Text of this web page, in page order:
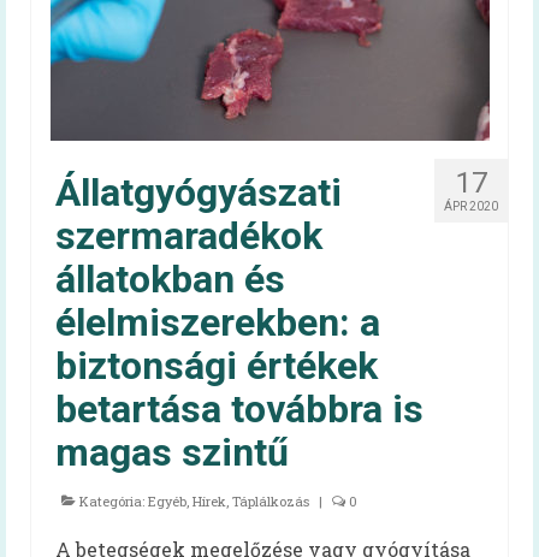
Irma néni Magyarország legkedvesebb
konyhás nénije
Az egészséges is lehet finom!
menzaétele
Keressük 2016 közétkeztetőjét!
Receptek
Cikkek
Oktatás
17
ÁPR 2020
Állatgyógyászati
szermaradékok
állatokban és
élelmiszerekben: a
biztonsági értékek
betartása továbbra is
magas szintű
Kategória: Egyéb, Hírek, Táplálkozás | 0
A betegségek megelőzése vagy gyógyítása